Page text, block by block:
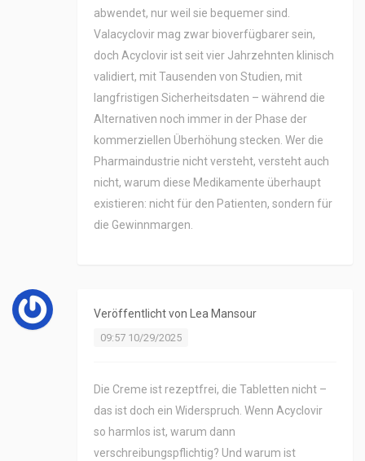
abwendet, nur weil sie bequemer sind.
Valacyclovir mag zwar bioverfügbarer sein,
doch Acyclovir ist seit vier Jahrzehnten klinisch
validiert, mit Tausenden von Studien, mit
langfristigen Sicherheitsdaten – während die
Alternativen noch immer in der Phase der
kommerziellen Überhöhung stecken. Wer die
Pharmaindustrie nicht versteht, versteht auch
nicht, warum diese Medikamente überhaupt
existieren: nicht für den Patienten, sondern für
die Gewinnmargen.
Veröffentlicht von Lea Mansour
09:57 10/29/2025
Die Creme ist rezeptfrei, die Tabletten nicht –
das ist doch ein Widerspruch. Wenn Acyclovir
so harmlos ist, warum dann
verschreibungspflichtig? Und warum ist